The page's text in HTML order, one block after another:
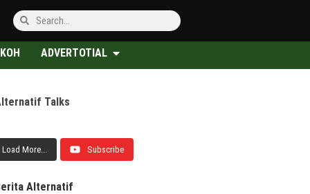
ADVERTOTIAL
Talks
Load More... Subscribe
Alternatif